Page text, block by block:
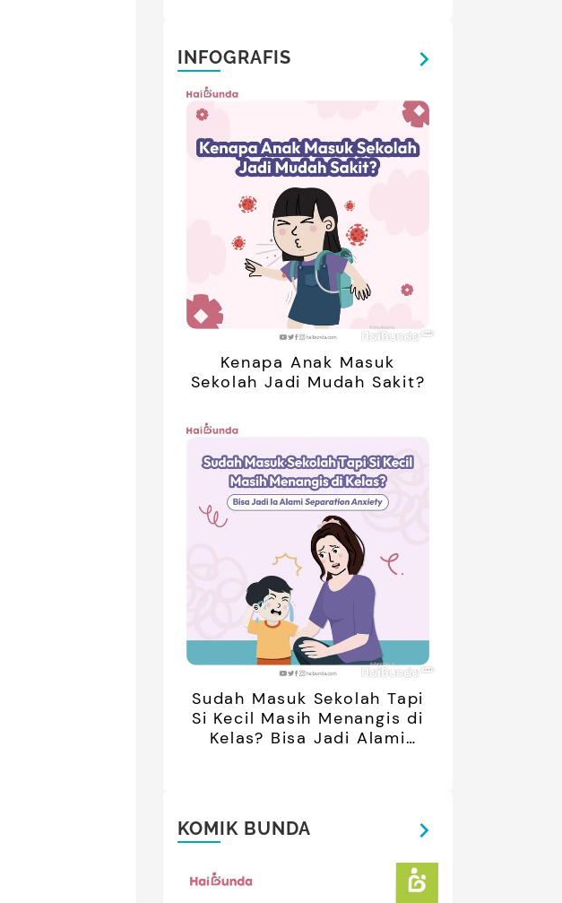
INFOGRAFIS
Kenapa Anak Masuk
Sekolah Jadi Mudah Sakit?
Sudah Masuk Sekolah Tapi
Si Kecil Masih Menangis di
Kelas? Bisa Jadi Alami
KOMIK BUNDA